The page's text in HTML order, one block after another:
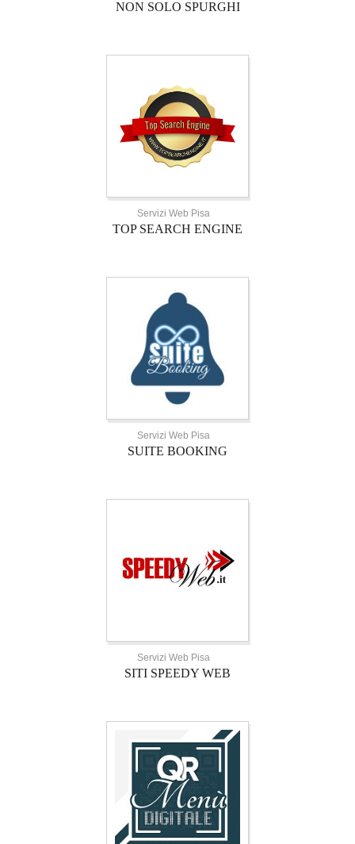
NON SOLO SPURGHI
Servizi Web Pisa
TOP SEARCH ENGINE
Servizi Web Pisa
SUITE BOOKING
Servizi Web Pisa
SITI SPEEDY WEB